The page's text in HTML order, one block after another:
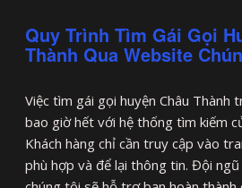
Quy Trình Tìm Gái Gọi
Thành Qua Website
Việc tìm gái gọi huyện Châu Thành
bao giờ hết với hệ thống tìm kiếm
Khách hàng chỉ cần truy cập vào
phù hợp và để lại thông tin. Đội